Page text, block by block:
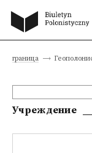
страница
Учреждение